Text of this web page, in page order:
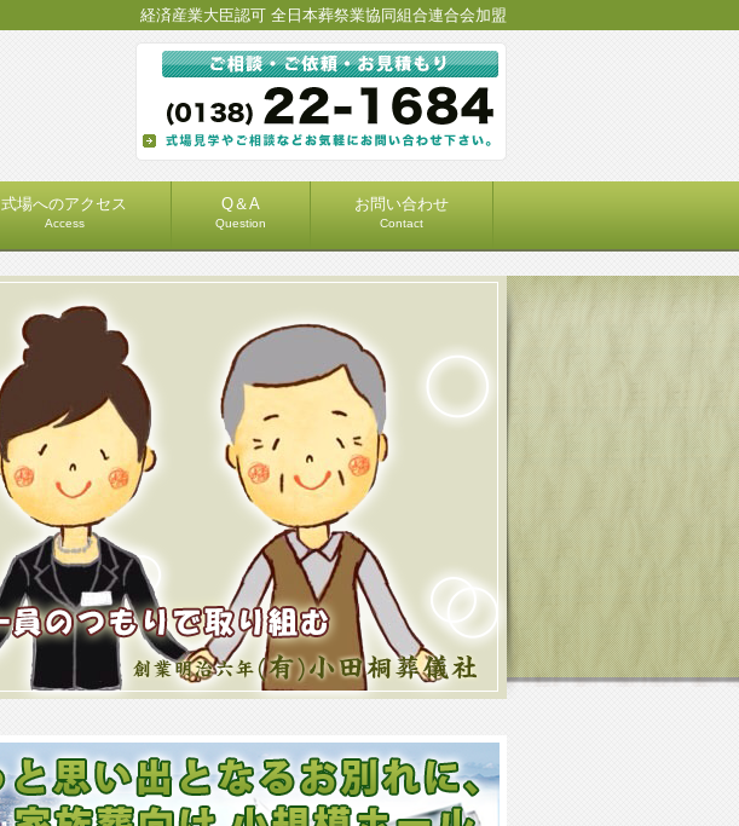
経済産業大臣認可 全日本葬祭業協同組合連合会加盟
式場へのアクセス
Access
Q＆A
Question
お問い合わせ
Contact